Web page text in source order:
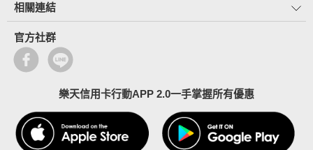
相關連結
官方社群
樂天信用卡行動APP 2.0一手掌握所有優惠